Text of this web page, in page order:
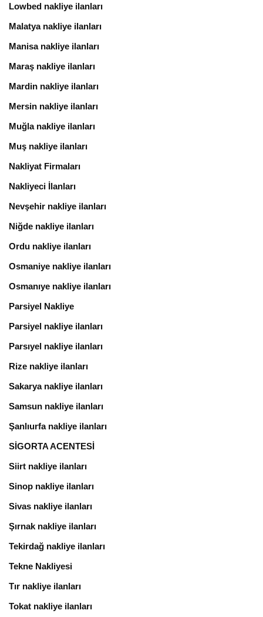
Lowbed nakliye ilanları
Malatya nakliye ilanları
Manisa nakliye ilanları
Maraş nakliye ilanları
Mardin nakliye ilanları
Mersin nakliye ilanları
Muğla nakliye ilanları
Muş nakliye ilanları
Nakliyat Firmaları
Nakliyeci İlanları
Nevşehir nakliye ilanları
Niğde nakliye ilanları
Ordu nakliye ilanları
Osmaniye nakliye ilanları
Osmanıye nakliye ilanları
Parsiyel Nakliye
Parsiyel nakliye ilanları
Parsıyel nakliye ilanları
Rize nakliye ilanları
Sakarya nakliye ilanları
Samsun nakliye ilanları
Şanlıurfa nakliye ilanları
SİGORTA ACENTESİ
Siirt nakliye ilanları
Sinop nakliye ilanları
Sivas nakliye ilanları
Şırnak nakliye ilanları
Tekirdağ nakliye ilanları
Tekne Nakliyesi
Tır nakliye ilanları
Tokat nakliye ilanları